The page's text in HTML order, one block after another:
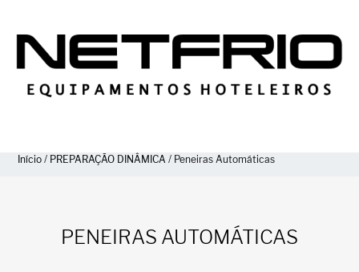
Início / PREPARAÇÃO DINÂMICA / Peneiras Automáticas
PENEIRAS AUTOMÁTICAS